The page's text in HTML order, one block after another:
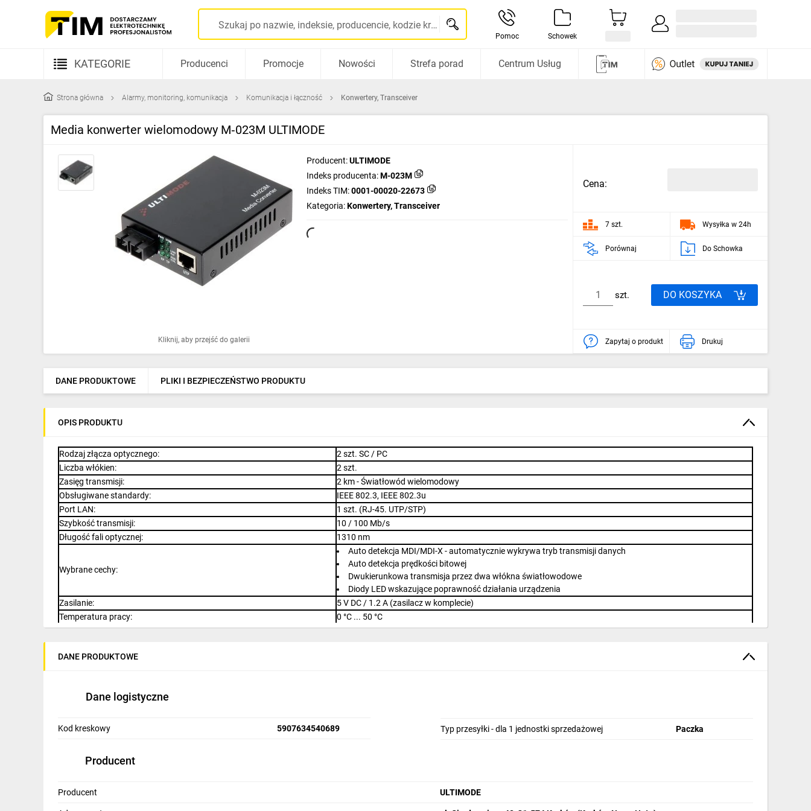
Szukaj po nazwie, indeksie, producencie, kodzie kreskowym...
Pomoc Schowek
KATEGORIE
Kable i przewody
Elementy prowadzenia kabli
Fotowoltaika
Ogrzewanie
Elektronarzędzia i mierniki
Napędy elektryczne
Pneumatyka
Dom i ogród
Klimatyzacja
Odzież ochronna i BHP
Inne
Budowa i Remont
Elektromobilność
Producenci Promocje Nowości Strefa porad Centrum Usług
Strona główna Alarmy, monitoring, komunikacja Komunikacja i łączność Konwertery, Transceiver
Media konwerter wielomodowy M‑023M ULTIMODE
Kliknij, aby przejść do galerii
Producent:ULTIMODE
Indeks producenta:M-023M
Indeks TIM:0001-00020-22673
Kategoria:Konwertery, Transceiver
Cena:
7 szt. Wysyłka w 24h
Porównaj Do Schowka
szt. DO KOSZYKA
Zapytaj o produkt Drukuj
DANE PRODUKTOWE PLIKI I BEZPIECZEŃSTWO PRODUKTU
OPIS PRODUKTU
Rodzaj złącza optycznego:
2 szt. SC / PC
Liczba włókien:
2 szt.
Zasięg transmisji:
2 km - Światłowód wielomodowy
Obsługiwane standardy:
IEEE 802.3, IEEE 802.3u
Port LAN: 1 szt. (RJ-45. UTP/STP)
Szybkość transmisji:
10 / 100 Mb/s
Długość fali optycznej: 1310 nm
Wybrane cechy:
Auto detekcja MDI/MDI-X - automatycznie wykrywa tryb transmisji danych
Auto detekcja prędkości bitowej
Dwukierunkowa transmisja przez dwa włókna światłowodowe
Diody LED wskazujące poprawność działania urządzenia
Zasilanie: 5 V DC / 1.2 A (zasilacz w komplecie)
Temperatura pracy:
0 °C ... 50 °C
Waga:
0.172 kg
Producent / Marka:
DANE PRODUKTOWE
Dane logistyczne
Kod kreskowy 5907634540689 Typ przesyłki - dla 1 jednostki sprzedażowej Paczka
Producent
Producent ULTIMODE